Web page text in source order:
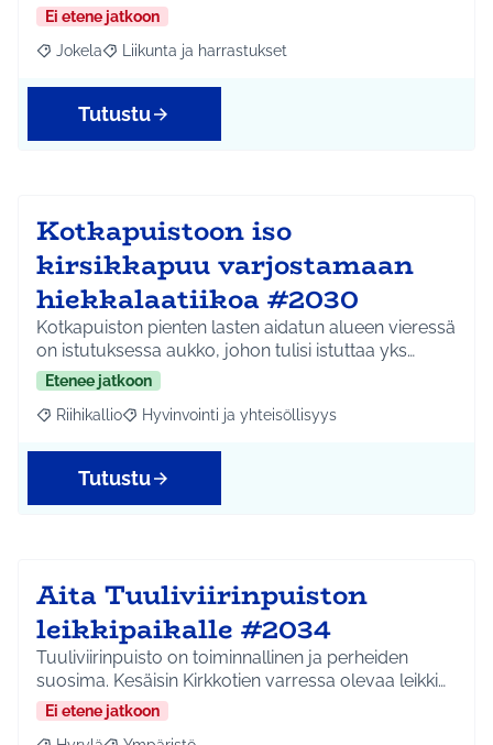
Ei etene jatkoon
Rajaa tulokset aihepiirin mukaan: Jokela
Jokela Rajaa tulokset teeman mukaan: Liikunta ja
Liikunta ja harrastukset
Tutustu
Kotkapuistoon iso
kirsikkapuu varjostamaan
hiekkalaatiikoa #2030
Kotkapuiston pienten lasten aidatun alueen vieressä
on istutuksessa aukko, johon tulisi istuttaa yks…
Etenee jatkoon
Rajaa tulokset aihepiirin mukaan: Riihikallio
Riihikallio Rajaa tulokset teeman mukaan: Hyvinvointi ja
Hyvinvointi ja yhteisöllisyys
Tutustu
Aita Tuuliviirinpuiston
leikkipaikalle #2034
Tuuliviirinpuisto on toiminnallinen ja perheiden
suosima. Kesäisin Kirkkotien varressa olevaa leikki…
Ei etene jatkoon